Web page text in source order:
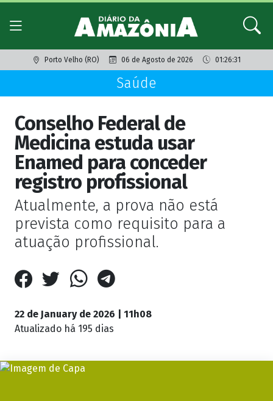
Porto Velho (RO) 06 de Agosto de 2026 01:26:31
Saúde
Conselho Federal de
Medicina estuda usar
Enamed para conceder
registro profissional
Atualmente, a prova não está
prevista como requisito para a
atuação profissional.
22 de January de 2026 | 11h08
Atualizado há 195 dias